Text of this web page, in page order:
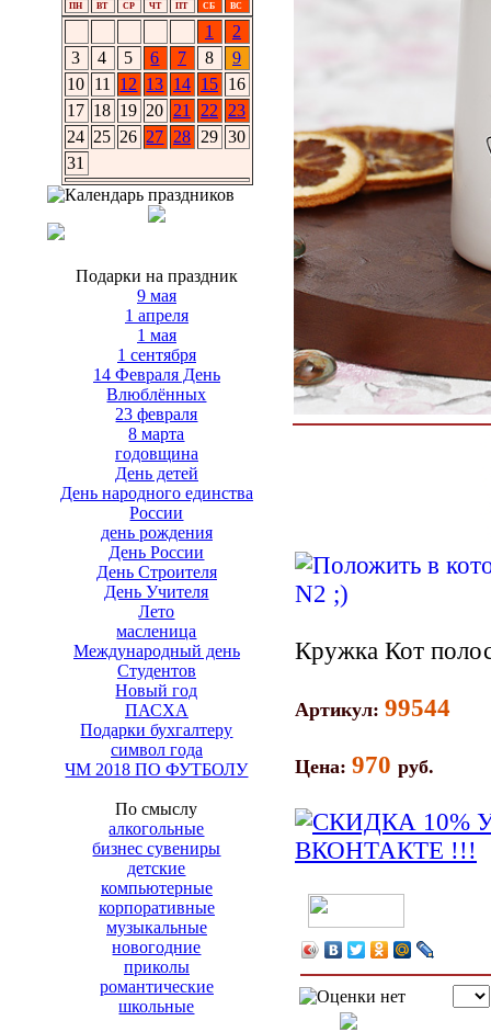
ПН ВТ СР ЧТ ПТ СБ ВС
1
2
3
4 5 6 7 8
9
10 11 12 13 14 15 16
17 18 19 20 21 22
23
24 25 26 27 28 29 30
31
Подарки на праздник
9 мая
1 апреля
1 мая
1 сентября
14 Февраля День
Влюблённых
23 февраля
8 марта
годовщина
День детей
День народного единства
России
день рождения
День России
День Строителя
День Учителя
Лето
масленица
Международный день
Студентов
Новый год
ПАСХА
Подарки бухгалтеру
символ года
ЧМ 2018 ПО ФУТБОЛУ
По смыслу
алкогольные
бизнес сувениры
детские
компьютерные
корпоративные
музыкальные
новогодние
приколы
романтические
школьные
Кружка Кот
Артикул: 99544
Цена: 970 руб.